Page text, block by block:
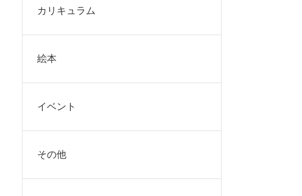
カリキュラム
絵本
イベント
その他